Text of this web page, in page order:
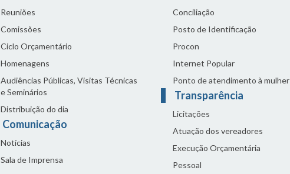
Reuniões
Comissões
Ciclo Orçamentário
Homenagens
Audiências Públicas, Visitas Técnicas
e Seminários
Distribuição do dia
Comunicação
Notícias
Sala de Imprensa
Conciliação
Posto de Identificação
Procon
Internet Popular
Ponto de atendimento à mulher
Transparência
Licitações
Atuação dos vereadores
Execução Orçamentária
Pessoal